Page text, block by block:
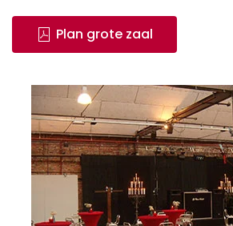
Plan grote zaal